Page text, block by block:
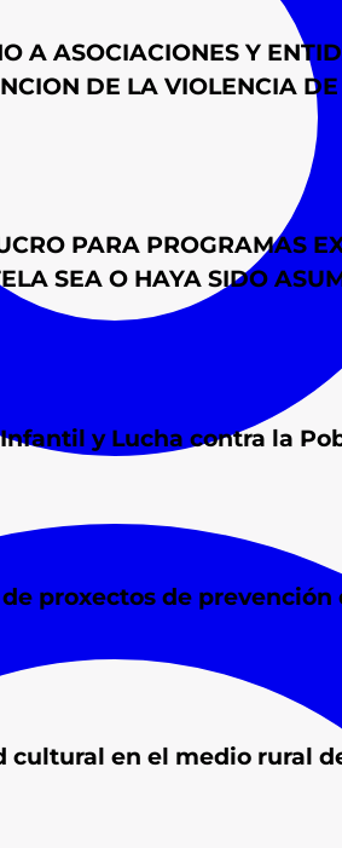
A ASOCIACIONES Y
DE LA VIOLENCIA
PARA PROGRAMAS
SEA O HAYA SIDO
y Lucha contra la
proxectos de
en el medio rural